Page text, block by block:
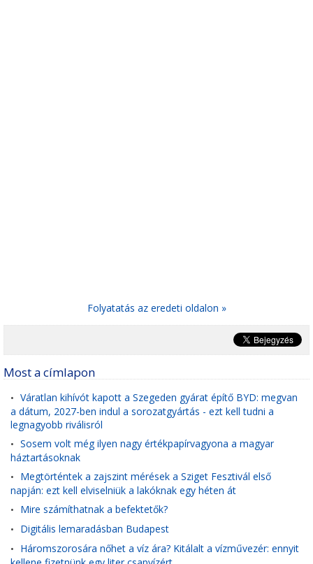
Folyatatás az eredeti oldalon »
Most a címlapon
• Váratlan kihívót kapott a Szegeden gyárat építő BYD: megvan
a dátum, 2027-ben indul a sorozatgyártás - ezt kell tudni a
legnagyobb riválisról
• Sosem volt még ilyen nagy értékpapírvagyona a magyar
háztartásoknak
• Megtörténtek a zajszint mérések a Sziget Fesztivál első
napján: ezt kell elviselniük a lakóknak egy héten át
• Mire számíthatnak a befektetők?
• Digitális lemaradásban Budapest
• Háromszorosára nőhet a víz ára? Kitálalt a vízművezér: ennyit